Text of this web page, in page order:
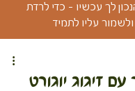
לך עכשיו - כדי לרדת
עליו לתמיד
זיגוג יוגורט